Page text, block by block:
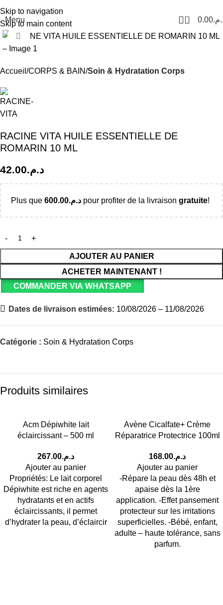
Skip to navigation
Skip to main content
Menu 0 0.00
Click to enlarge
Accueil CORPS & BAIN Soin & Hydratation Corps
RACINE VITA HUILE ESSENTIELLE DE
ROMARIN 10 ML
د.م.42.00
Plus que د.م.600.00 pour profiter de la livraison gratuite!
AJOUTER AU PANIER
ACHETER MAINTENANT !
COMMANDER VIA WHATSAPP
Dates de livraison estimées: 10/08/2026 – 11/08/2026
Catégorie : Soin & Hydratation Corps
Produits similaires
Acm Dépiwhite lait
éclaircissant – 500 ml
د.م.267.00
Ajouter au panier
Propriétés: Le lait corporel
Dépiwhite est riche en agents
hydratants et en actifs
éclaircissants, il permet
d’hydrater la peau, d’éclaircir
Avène Cicalfate+ Crème
Réparatrice Protectrice 100ml
د.م.168.00
Ajouter au panier
-Répare la peau dès 48h et
apaise dès la 1ère
application. -Effet pansement
protecteur sur les irritations
superficielles. -Bébé, enfant,
adulte – haute tolérance, sans
parfum.